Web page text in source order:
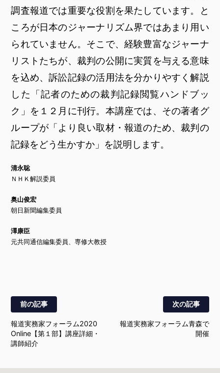
調査報道では重要な役割を果たしています。と
ころが日本のジャーナリズム界ではあまり用い
られていません。そこで、経験豊富なジャーナ
リストたちが、裁判の公開に実質を与える意味
を込め、訴訟記録の活用法を分かりやすく解説
した「記者のための裁判記録閲覧ハンドブッ
ク」を１２月に刊行。本講座では、その著者グ
ループが「より良い取材・報道のため、裁判の
記録をどう生かすか」を説明します。
清永聡
ＮＨＫ解説委員
奥山俊宏
朝日新聞編集委員
澤康臣
元共同通信編集委員、専修大教授
報道実務家フォーラム2020
Online【第１部】講座詳細・
講師紹介
報道実務家フォーラム​青森で
開催